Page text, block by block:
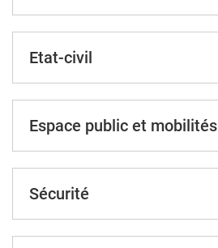
Etat-civil
Espace public et mobilités
Sécurité